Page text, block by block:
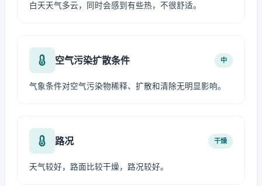
白天天气多云，同时会感到有些热，不很舒适。
空气污染扩散条件 中
气象条件对空气污染物稀释、扩散和清除无明显影响。
路况 干燥
天气较好，路面比较干燥，路况较好。